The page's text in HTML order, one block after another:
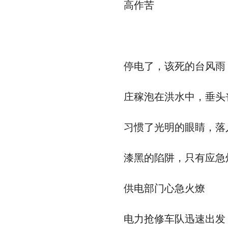
高作苦
停电了，该死的台风雨
庄稼泡在洪水中，垂头
习惯了光明的眼睛，落
漆黑的陷阱，只有应急
供电部门心急火燎
电力抢修车队迅速出发